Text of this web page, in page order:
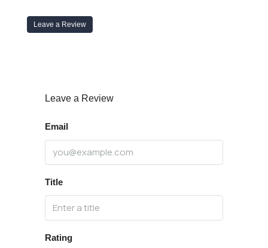
Leave a Review
Leave a Review
Email
Title
Rating